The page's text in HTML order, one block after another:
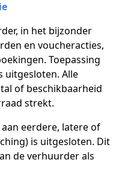
in het bijzonder
en voucheracties,
Toepassing
uitgesloten. Alle
of beschikbaarheid
strekt.
eerdere, latere of
is uitgesloten. Dit
de verhuurder als